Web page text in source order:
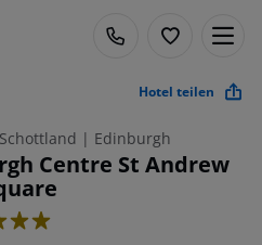
Hotel teilen
| Edinburgh
Centre St Andrew